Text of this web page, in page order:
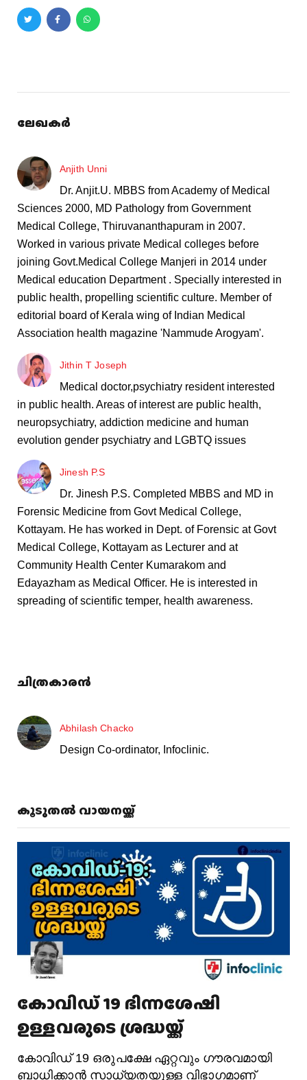
ലേഖകർ
Anjith Unni
Dr. Anjit.U. MBBS from Academy of Medical
Sciences 2000, MD Pathology from Government
Medical College, Thiruvananthapuram in 2007.
Worked in various private Medical colleges before
joining Govt.Medical College Manjeri in 2014 under
Medical education Department . Specially interested in
public health, propelling scientific culture. Member of
editorial board of Kerala wing of Indian Medical
Association health magazine 'Nammude Arogyam'.
Jithin T Joseph
Medical doctor,psychiatry resident interested
in public health. Areas of interest are public health,
neuropsychiatry, addiction medicine and human
evolution gender psychiatry and LGBTQ issues
Jinesh P.S
Dr. Jinesh P.S. Completed MBBS and MD in
Forensic Medicine from Govt Medical College,
Kottayam. He has worked in Dept. of Forensic at Govt
Medical College, Kottayam as Lecturer and at
Community Health Center Kumarakom and
Edayazham as Medical Officer. He is interested in
spreading of scientific temper, health awareness.
ചിത്രകാരൻ
Abhilash Chacko
Design Co-ordinator, Infoclinic.
കൂടുതൽ വായനയ്ക്ക്
കോവിഡ് 19 ഭിന്നശേഷി
ഉള്ളവരുടെ ശ്രദ്ധയ്ക്ക്
കോവിഡ് 19 ഒരുപക്ഷേ ഏറ്റവും ഗൗരവമായി
ബാധിക്കാൻ സാധ്യതയുള്ള വിഭാഗമാണ്